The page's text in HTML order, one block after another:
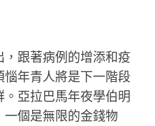
跟著病例的增添和疫
年青人將是下一階段
亞拉巴馬年夜學伯明
個是無限的金錢物